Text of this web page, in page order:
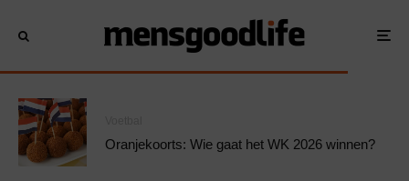
Oranjekoorts: Wie gaat het WK 2026 winnen?